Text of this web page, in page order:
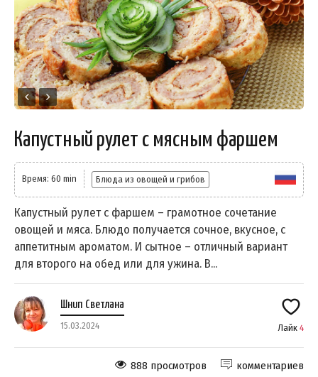
Капустный рулет с мясным фаршем
Время: 60 min Блюда из овощей и грибов
Капустный рулет с фаршем – грамотное сочетание
овощей и мяса. Блюдо получается сочное, вкусное, с
аппетитным ароматом. И сытное – отличный вариант
для второго на обед или для ужина. В...
Шнип Светлана
15.03.2024 Лайк 4
комментариев
888 просмотров